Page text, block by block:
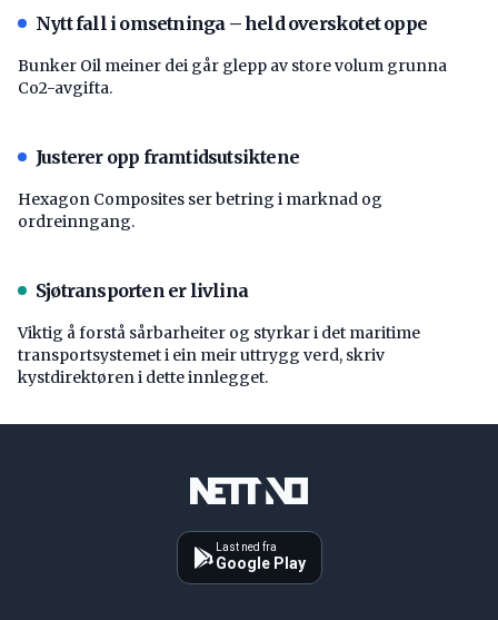
Nytt fall i omsetninga – held overskotet oppe
Bunker Oil meiner dei går glepp av store volum grunna
Co2-avgifta.
Justerer opp framtidsutsiktene
Hexagon Composites ser betring i marknad og
ordreinngang.
Sjøtransporten er livlina
Viktig å forstå ­sårbarheiter og styrkar i det maritime
transport­systemet i ein meir uttrygg verd, skriv
kystdirektøren i dette innlegget.
Last ned fra
Google Play